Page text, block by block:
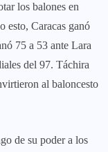
los balones en
esto, Caracas ganó
75 a 53 ante Lara
del 97. Táchira
al baloncesto
de su poder a los